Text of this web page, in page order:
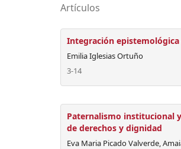
Artículos
Integración epistemológica
Emilia Iglesias Ortuño
3-14
Paternalismo institucional
de derechos y dignidad
Eva Maria Picado Valverde,